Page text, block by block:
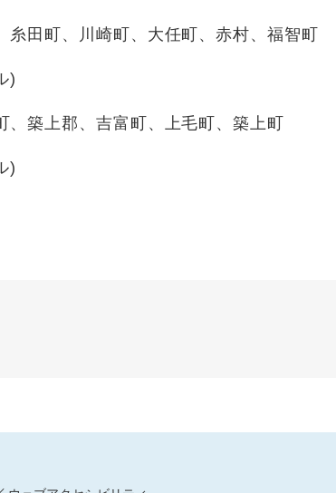
田町、川崎町、大任町、赤村、福智町
)
築上郡、吉富町、上毛町、築上町
)